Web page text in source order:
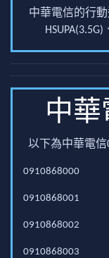
中華電信的行動
HSUPA(3.5G)
中華
以下為中華電信
0910868000
0910868001
0910868002
0910868003